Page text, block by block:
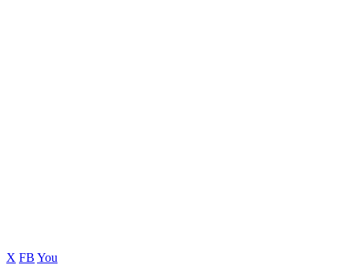
Х FB You